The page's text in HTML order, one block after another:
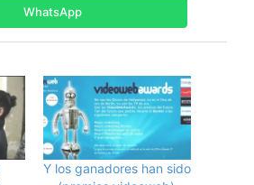
WhatsApp
Y los ganadores han sido